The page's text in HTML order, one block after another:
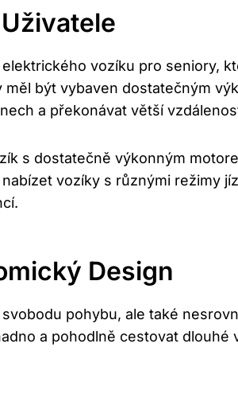
vozíku pro seniory,
být vybaven dostatečným
a překonávat větší
s dostatečně výkonným
vozíky s různými režimy
Design
pohybu, ale také
a pohodlně cestovat